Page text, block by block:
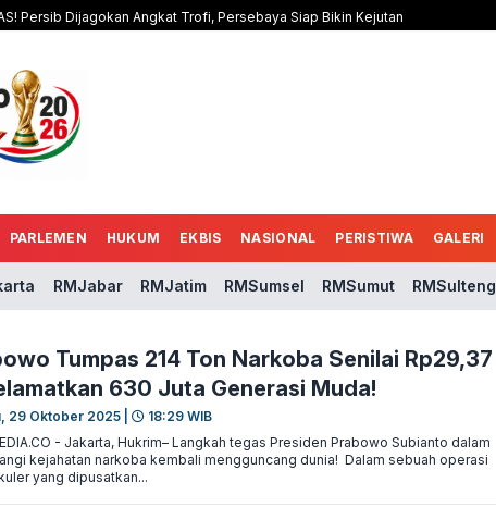
Persib Dijagokan Angkat Trofi, Persebaya Siap Bikin Kejutan
PARLEMEN HUKUM EKBIS NASIONAL PERISTIWA GALERI
RMJabar RMJatim RMSumsel RMSumut RMSulteng
Tumpas 214 Ton Narkoba Senilai Rp29,37
630 Juta Generasi Muda!
29 Oktober 2025 |
18:29 WIB
- Jakarta, Hukrim– Langkah tegas Presiden Prabowo Subianto dalam
kejahatan narkoba kembali mengguncang dunia! Dalam sebuah operasi
yang dipusatkan...